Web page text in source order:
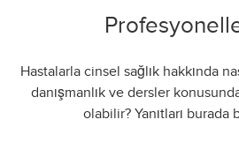
Hastalarla cinsel sağlık hakkında
danışmanlık ve dersler
olabilir? Yanıtları burada